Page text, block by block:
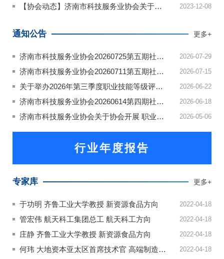
【协会动态】济南市科技服务业协会关于开展互联网营销师职业... 2023-12-08
通知公告 更多+
济南市科技服务业协会20260725第五期社会评价认定结果公示 2026-07-29
济南市科技服务业协会20260711第五期社会评价认定结果公示 2026-07-15
关于举办2026年第三季度职业技能等级评价工作的通知 2026-06-22
济南市科技服务业协会20260614第四期社会评价认定结果公示 2026-06-18
济南市科技服务业协会关于协会开展 职业技能等级认定考评员... 2026-05-06
行业年度报告
专家库 更多+
于功明 齐鲁工业大学教授 新资源食品方向 2022-04-18
管宏伟 航天科工集团总工 航天科工方向 2022-04-18
庄静 齐鲁工业大学教授 新资源食品方向 2022-04-18
何玮 大地资本亚太区首席技术官 高端制造方向 2022-04-18